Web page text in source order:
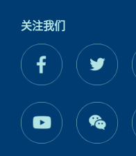
关注我们